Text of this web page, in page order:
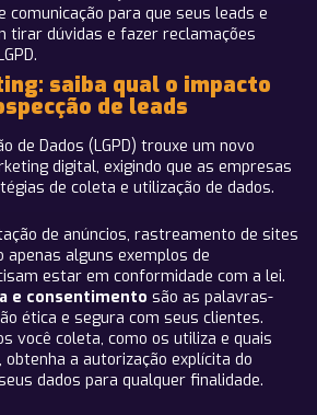
comunicação para que seus leads e
tirar dúvidas e fazer reclamações
saiba qual o impacto
de leads
de Dados (LGPD) trouxe um novo
digital, exigindo que as empresas
de coleta e utilização de dados.
de anúncios, rastreamento de sites
alguns exemplos de
estar em conformidade com a lei.
e consentimento são as palavras-
ética e segura com seus clientes.
você coleta, como os utiliza e quais
obtenha a autorização explícita do
dados para qualquer finalidade.